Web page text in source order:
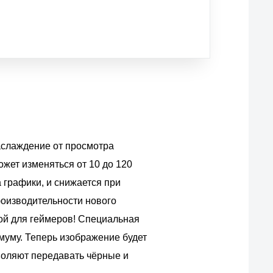
от просмотра
изменяться от 10 до 120
графики, и снижается при
нового
для геймеров! Специальная
Теперь изображение будет
передавать чёрные и